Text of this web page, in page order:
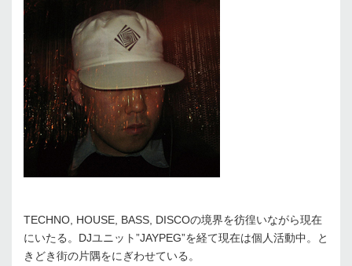
TECHNO, HOUSE, BASS, DISCOの境界を彷徨いながら現在
にいたる。DJユニット”JAYPEG”を経て現在は個人活動中。と
きどき街の片隅をにぎわせている。